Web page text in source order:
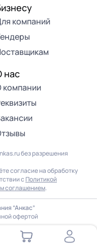
компаний
нас
компании
без разрешения
согласие на обработку
с Политикой
соглашением.
“Анкас”
офертой